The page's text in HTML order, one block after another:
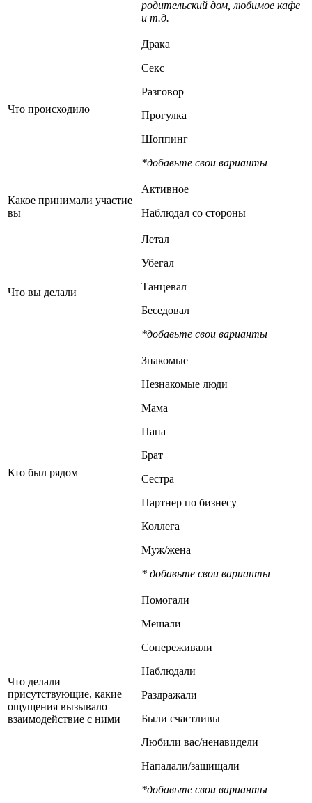
родительский дом, любимое кафе
и т.д.
Что происходило
Драка
Секс
Разговор
Прогулка
Шоппинг
*добавьте свои варианты
Какое принимали участие
вы
Активное
Наблюдал со стороны
Что вы делали
Летал
Убегал
Танцевал
Беседовал
*добавьте свои варианты
Кто был рядом
Знакомые
Незнакомые люди
Мама
Папа
Брат
Сестра
Партнер по бизнесу
Коллега
Муж/жена
* добавьте свои варианты
Что делали
присутствующие, какие
ощущения вызывало
взаимодействие с ними
Помогали
Мешали
Сопереживали
Наблюдали
Раздражали
Были счастливы
Любили вас/ненавидели
Нападали/защищали
*добавьте свои варианты